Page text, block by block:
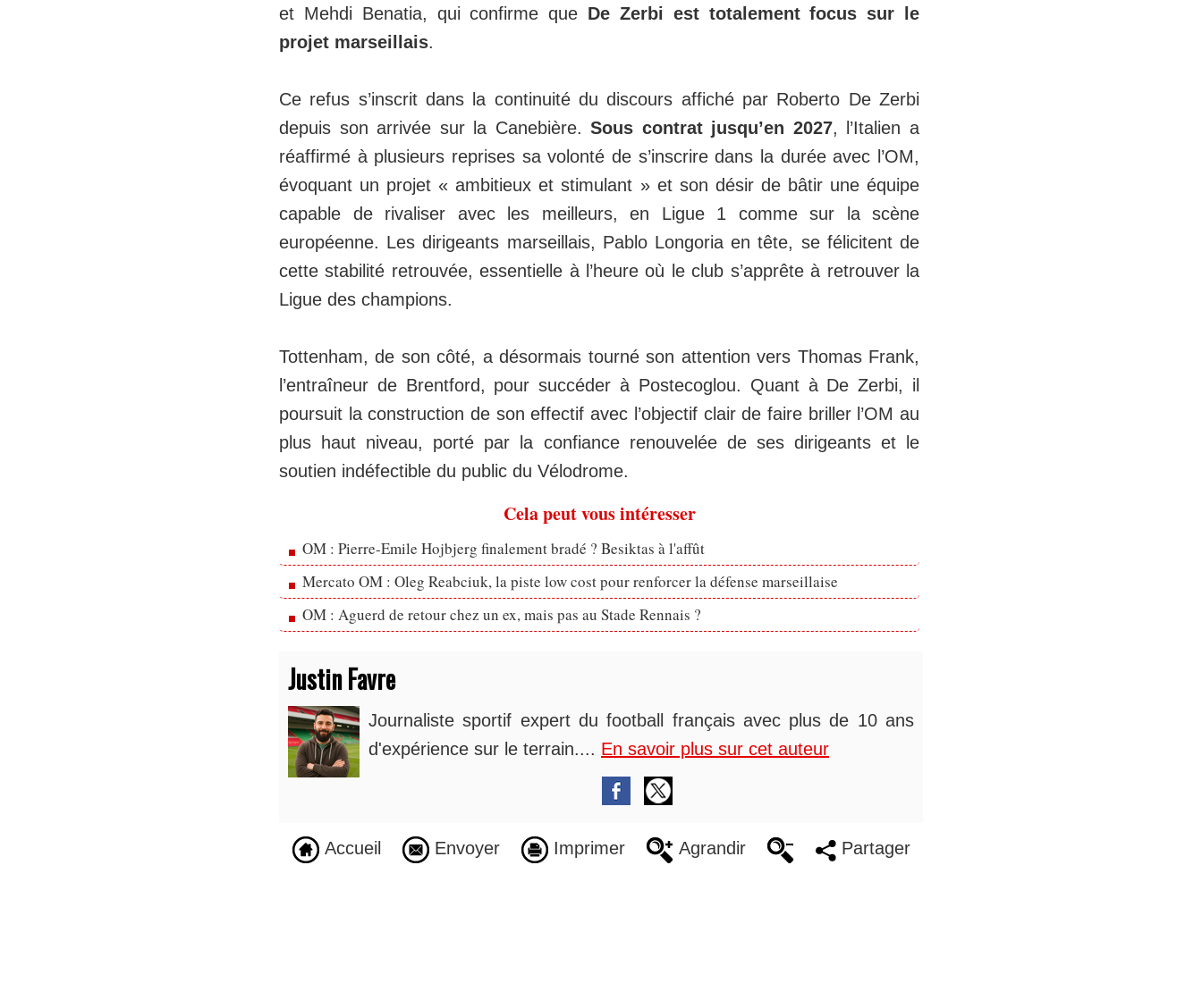
et Mehdi Benatia, qui confirme que De Zerbi est totalement focus sur le
projet marseillais.
Ce refus s’inscrit dans la continuité du discours affiché par Roberto De Zerbi
depuis son arrivée sur la Canebière.Sous contrat jusqu’en 2027, l’Italien a
réaffirmé à plusieurs reprises sa volonté de s’inscrire dans la durée avec l’OM,
évoquant un projet « ambitieux et stimulant » et son désir de bâtir une équipe
capable de rivaliser avec les meilleurs, en Ligue 1 comme sur la scène
européenne. Les dirigeants marseillais, Pablo Longoria en tête, se félicitent de
cette stabilité retrouvée, essentielle à l’heure où le club s’apprête à retrouver la
Ligue des champions.
Tottenham, de son côté, a désormais tourné son attention vers Thomas Frank,
l’entraîneur de Brentford, pour succéder à Postecoglou. Quant à De Zerbi, il
poursuit la construction de son effectif avec l’objectif clair de faire briller l’OM au
plus haut niveau, porté par la confiance renouvelée de ses dirigeants et le
soutien indéfectible du public du Vélodrome.
Cela peut vous intéresser
OM : Pierre-Emile Hojbjerg finalement bradé ? Besiktas à l'affût
Mercato OM : Oleg Reabciuk, la piste low cost pour renforcer la défense marseillaise
OM : Aguerd de retour chez un ex, mais pas au Stade Rennais ?
Justin Favre
Journaliste sportif expert du football français avec plus de 10 ans
d'expérience sur le terrain.... En savoir plus sur cet auteur
Accueil Envoyer Imprimer Agrandir Partager